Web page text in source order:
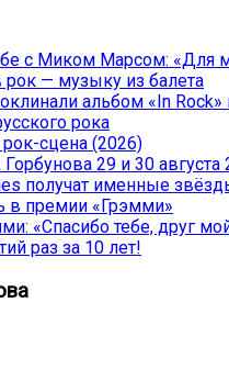
с Миком Марсом: «Для
— музыку из балета
альбом «In Rock»
рока
сцена (2026)
29 и 30 августа
получат именные
в премии «Грэмми»
«Спасибо тебе, друг
раз за 10 лет!